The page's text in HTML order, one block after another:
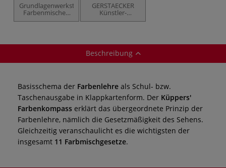
Grundlagenwerkstatt:
Farbenmischen
Acryl
GERSTAECKER
Künstler-
Farbmischscheibe
Beschreibung
Basisschema der Farbenlehre als Schul- bzw.
Taschenausgabe in Klappkartenform. Der Küppers'
Farbenkompass erklärt das übergeordnete Prinzip der
Farbenlehre, nämlich die Gesetzmäßigkeit des Sehens.
Gleichzeitig veranschaulicht es die wichtigsten der
insgesamt 11 Farbmischgesetze.